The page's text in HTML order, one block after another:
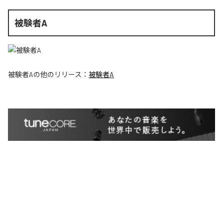
被験者A
被験者Aの他のリリース： 被験者A